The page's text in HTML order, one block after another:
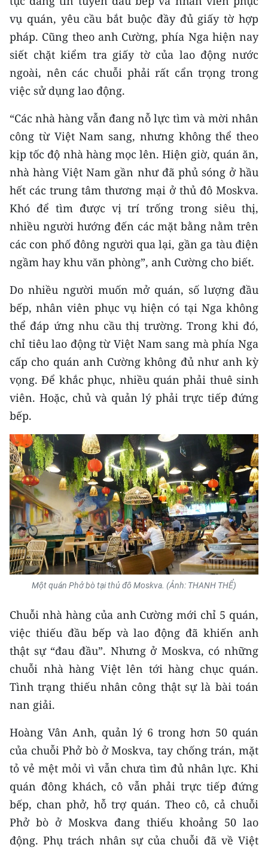
ENGLISH
中文
FRANÇAIS
РУССКИЙ
ESPAÑOL
한국어
vụ quán, yêu cầu bắt buộc đầy đủ giấy tờ hợp
pháp. Cũng theo anh Cường, phía Nga hiện nay
siết chặt kiểm tra giấy tờ của lao động nước
ngoài, nên các chuỗi phải rất cẩn trọng trong
việc sử dụng lao động.
“Các nhà hàng vẫn đang nỗ lực tìm và mời nhân
công từ Việt Nam sang, nhưng không thể theo
kịp tốc độ nhà hàng mọc lên. Hiện giờ, quán ăn,
nhà hàng Việt Nam gần như đã phủ sóng ở hầu
hết các trung tâm thương mại ở thủ đô Moskva.
Khó để tìm được vị trí trống trong siêu thị,
nhiều người hướng đến các mặt bằng nằm trên
các con phố đông người qua lại, gần ga tàu điện
ngầm hay khu văn phòng”, anh Cường cho biết.
Do nhiều người muốn mở quán, số lượng đầu
bếp, nhân viên phục vụ hiện có tại Nga không
thể đáp ứng nhu cầu thị trường. Trong khi đó,
chỉ tiêu lao động từ Việt Nam sang mà phía Nga
cấp cho quán anh Cường không đủ như anh kỳ
vọng. Để khắc phục, nhiều quán phải thuê sinh
viên. Hoặc, chủ và quản lý phải trực tiếp đứng
bếp.
Một quán Phở bò tại thủ đô Moskva. (Ảnh: THANH THỂ)
Chuỗi nhà hàng của anh Cường mới chỉ 5 quán,
việc thiếu đầu bếp và lao động đã khiến anh
thật sự “đau đầu”. Nhưng ở Moskva, có những
chuỗi nhà hàng Việt lên tới hàng chục quán.
Tình trạng thiếu nhân công thật sự là bài toán
nan giải.
Hoàng Vân Anh, quản lý 6 trong hơn 50 quán
của chuỗi Phở bò ở Moskva, tay chống trán, mặt
tỏ vẻ mệt mỏi vì vẫn chưa tìm đủ nhân lực. Khi
quán đông khách, cô vẫn phải trực tiếp đứng
bếp, chan phở, hỗ trợ quán. Theo cô, cả chuỗi
Phở bò ở Moskva đang thiếu khoảng 50 lao
động. Phụ trách nhân sự của chuỗi đã về Việt